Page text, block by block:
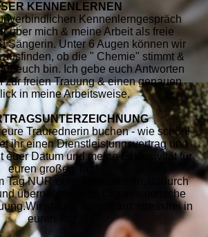
KENNENLERNEN
Kennenlerngespräch
über mich & meine Arbeit als freie
Sängerin. Unter 6 Augen können wir
ob die " Chemie" stimmt &
euch bin. Ich gebe euch Antworten
zur freien Trauung & einen genauen
in meine Arbeitsweise.
Traurednerin buchen - wie schön!
ihr einen Dienstleistungsvertrag und
euer Datum und meine Exklusivität für
euren großen Tag!
Tag NUR eure Traurednerin, dadurch
übernehme alles Organisatorische
starten somit ganz stressfrei in
euren Tag.